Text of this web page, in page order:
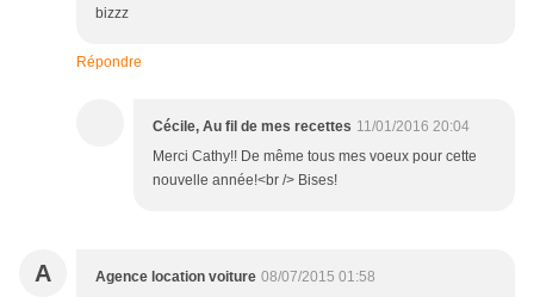
bizzz
Répondre
Cécile, Au fil de mes recettes 11/01/2016 20:04
Merci Cathy!! De même tous mes voeux pour cette
nouvelle année!<br /> Bises!
A Agence location voiture 08/07/2015 01:58